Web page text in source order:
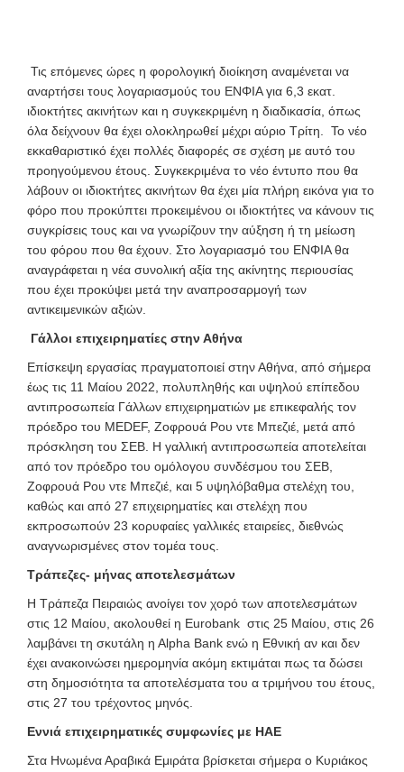
Τις επόμενες ώρες η φορολογική διοίκηση αναμένεται να
αναρτήσει τους λογαριασμούς του ΕΝΦΙΑ για 6,3 εκατ.
ιδιοκτήτες ακινήτων και η συγκεκριμένη η διαδικασία, όπως
όλα δείχνουν θα έχει ολοκληρωθεί μέχρι αύριο Τρίτη. Το νέο
εκκαθαριστικό έχει πολλές διαφορές σε σχέση με αυτό του
προηγούμενου έτους. Συγκεκριμένα το νέο έντυπο που θα
λάβουν οι ιδιοκτήτες ακινήτων θα έχει μία πλήρη εικόνα για το
φόρο που προκύπτει προκειμένου οι ιδιοκτήτες να κάνουν τις
συγκρίσεις τους και να γνωρίζουν την αύξηση ή τη μείωση
του φόρου που θα έχουν. Στο λογαριασμό του ΕΝΦΙΑ θα
αναγράφεται η νέα συνολική αξία της ακίνητης περιουσίας
που έχει προκύψει μετά την αναπροσαρμογή των
αντικειμενικών αξιών.
Γάλλοι επιχειρηματίες στην Αθήνα
Επίσκεψη εργασίας πραγματοποιεί στην Αθήνα, από σήμερα
έως τις 11 Μαίου 2022, πολυπληθής και υψηλού επίπεδου
αντιπροσωπεία Γάλλων επιχειρηματιών με επικεφαλής τον
πρόεδρο του MEDEF, Ζοφρουά Ρου ντε Μπεζιέ, μετά από
πρόσκληση του ΣΕΒ. Η γαλλική αντιπροσωπεία αποτελείται
από τον πρόεδρο του ομόλογου συνδέσμου του ΣΕΒ,
Ζοφρουά Ρου ντε Μπεζιέ, και 5 υψηλόβαθμα στελέχη του,
καθώς και από 27 επιχειρηματίες και στελέχη που
εκπροσωπούν 23 κορυφαίες γαλλικές εταιρείες, διεθνώς
αναγνωρισμένες στον τομέα τους.
Τράπεζες- μήνας αποτελεσμάτων
Η Τράπεζα Πειραιώς ανοίγει τον χορό των αποτελεσμάτων
στις 12 Μαίου, ακολουθεί η Eurobank στις 25 Μαίου, στις 26
λαμβάνει τη σκυτάλη η Αlpha Bank ενώ η Εθνική αν και δεν
έχει ανακοινώσει ημερομηνία ακόμη εκτιμάται πως τα δώσει
στη δημοσιότητα τα αποτελέσματα του α τριμήνου του έτους,
στις 27 του τρέχοντος μηνός.
Εννιά επιχειρηματικές συμφωνίες με ΗΑΕ
Στα Ηνωμένα Αραβικά Εμιράτα βρίσκεται σήμερα ο Κυριάκος